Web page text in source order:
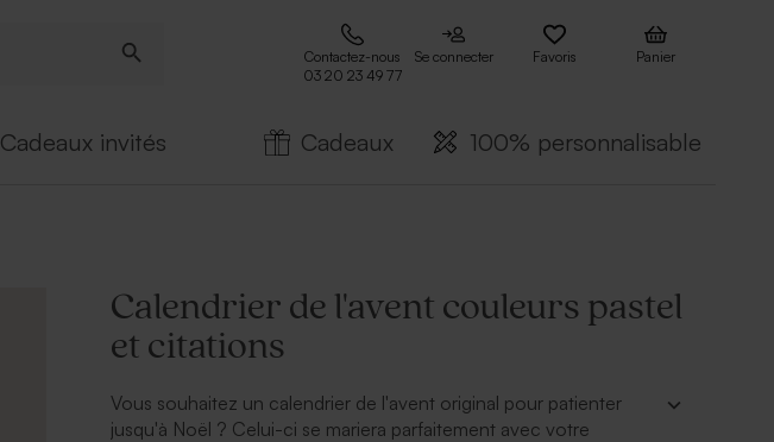
Contactez-nous
03 20 23 49 77
Se connecter Favoris Panier
Cadeaux invités Cadeaux 100% personnalisable
Calendrier de l'avent couleurs pastel
et citations
Vous souhaitez un calendrier de l'avent original pour patienter
jusqu'à Noël ? Celui-ci se mariera parfaitement avec votre